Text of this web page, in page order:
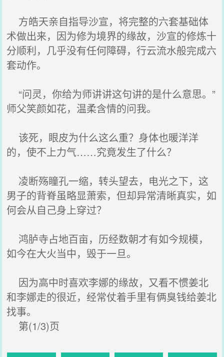
方皓天亲自指导沙宣，将完整的六套基础体
术做出来，因为修为境界的缘故，沙宣的修炼十
分顺利，几乎没有任何障碍，行云流水般完成六
套动作。
“问灵，你给为师讲讲这句讲的是什么意思。”
师父笑颜如花，温柔含情的问我。
该死，眼皮为什么这么重？身体也暖洋洋
的，使不上力气……究竟发生了什么？
凌断殇瞳孔一缩，转头望去，电光之下，这
男子的背脊虽略显萧索，但却异常清晰真实，如
何会从自己身上穿过？
鸿胪寺占地百亩，历经数朝才有如今规模，
如今在大火当中，毁于一旦。
因为高中时喜欢李娜的缘故，又看不惯姜北
和李娜走的很近，经常仗着手里有俩臭钱给姜北
找事。
第(1/3)页